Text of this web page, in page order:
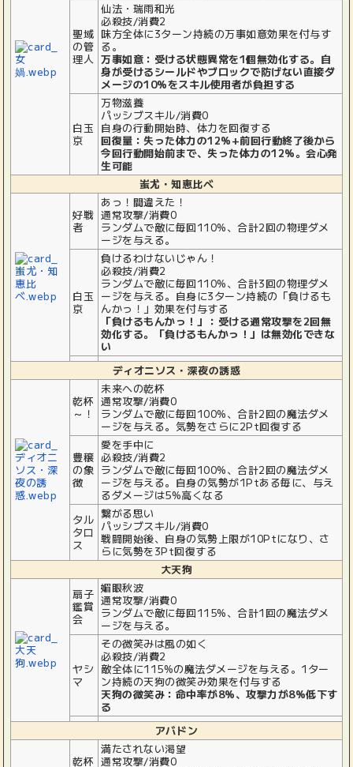
聖域
の管
理人
仙法・瑞雨和光
必殺技/消費2
味方全体に3ターン持続の万事如意効果を付与す
る。
万事如意：受ける状態異常を1個無効化する。自
身が受けるシールドやブロックで防げない直接ダ
メージの10%をスキル使用者が負担する
白玉
京
万物滋養
パッシブスキル/消費0
自身の行動開始時、体力を回復する
回復量：失った体力の12%+前回行動終了後から
今回行動開始前まで、失った体力の12%。会心発
生可能
蚩尤・知恵比べ
好戦
者
あっ！間違えた！
通常攻撃/消費0
ランダムで敵に毎回110%、合計2回の物理ダメ
ージを与える。
白玉
京
負けるわけないじゃん！
必殺技/消費2
ランダムで敵に毎回110%、合計3回の物理ダメ
ージを与える。自身に3ターン持続の「負けるも
んかっ！」効果を付与する
「負けるもんかっ！」：受ける通常攻撃を2回無
効化する。「負けるもんかっ！」は無効化できな
い
ディオニソス・深夜の誘惑
乾杯
～！
未来への乾杯
通常攻撃/消費0
ランダムで敵に毎回100%、合計2回の魔法ダメ
ージを与える。気勢をさらに2Pt回復する
豊穣
の象
徴
愛を手中に
必殺技/消費2
ランダムで敵に毎回100%、合計2回の魔法ダメ
ージを与える。自身の気勢が1Ptある毎に、与え
るダメージは5%高くなる
タル
タロ
ス
繋がる思い
パッシブスキル/消費0
戦闘開始後、自身の気勢上限が10Ptになり、さ
らに気勢を3Pt回復する
大天狗
扇子
鑑賞
会
媚眼秋波
通常攻撃/消費0
ランダムで敵に毎回115%、合計1回の魔法ダメ
ージを与える。
ヤシ
マ
その微笑みは風の如く
必殺技/消費2
敵全体に115%の魔法ダメージを与える。1ター
ン持続の天狗の微笑み効果を付与する
天狗の微笑み：命中率が8%、攻撃力が8%低下す
る
アバドン
乾杯
満たされない渇望
通常攻撃/消費0